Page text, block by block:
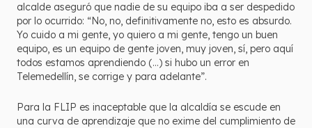
alcalde aseguró que nadie de su equipo iba a ser despedido
por lo ocurrido: “No, no, definitivamente no, esto es absurdo.
Yo cuido a mi gente, yo quiero a mi gente, tengo un buen
equipo, es un equipo de gente joven, muy joven, sí, pero aquí
todos estamos aprendiendo (...) si hubo un error en
Telemedellín, se corrige y para adelante”.
Para la FLIP es inaceptable que la alcaldía se escude en
una curva de aprendizaje que no exime del cumplimiento de